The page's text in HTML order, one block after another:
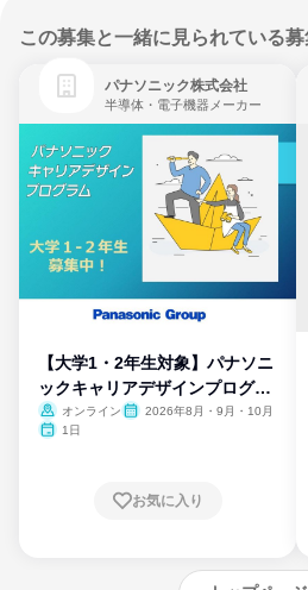
この募集と一緒に見られている募
パナソニック株式会社
半導体・電子機器メーカー
【大学1・2年生対象】パナソニ
ックキャリアデザインプログラ
ム
オンライン
2026年8月・9月・10月
1日
お気に入り